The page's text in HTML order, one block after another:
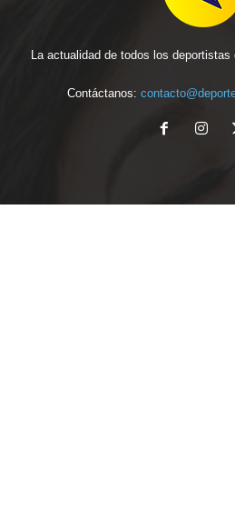
La actualidad de todos los
Contáctanos: